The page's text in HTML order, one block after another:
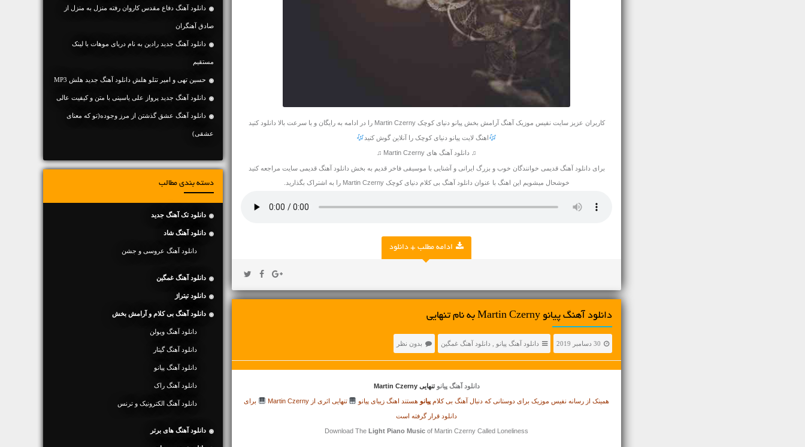
کاربران عزیز سایت نفیس موزیک آهنگ آرامش بخش پیانو دنیای کوچک Martin Czerny را در ادامه به رایگان و با سرعت بالا دانلود کنید
اهنگ لایت پیانو دنیای کوچک را آنلاین گوش کنید
♫ دانلود آهنگ های Martin Czerny ♫
برای دانلود آهنگ قدیمی خوانندگان خوب و بزرگ ایرانی و آشنایی با موسیقی فاخر قدیم به بخش دانلود آهنگ قدیمی سایت مراجعه کنید
خوشحال میشویم این اهنگ با عنوان دانلود آهنگ بی کلام دنیای کوچک Martin Czerny را به اشتراک بگذارید.
ادامه مطلب + دانلود
دانلود آهنگ پیانو Martin Czerny به نام تنهایی
30 دسامبر 2019 دانلود آهنگ پیانو دانلود آهنگ غمگین بدون نظر
دانلود آهنگ پیانو تنهایی Martin Czerny
همینک از رسانه نفیس موزیک برای دوستانی که دنبال آهنگ بی کلام پیانو هستند اهنگ زیبای پیانو تنهایی اثری از Martin Czerny برای
دانلود قرار گرفته است
Download The Light Piano Music of Martin Czerny Called Loneliness
دانلود آهنگ دفاع مقدس کاروان رفته منزل به منزل از
صادق آهنگران
دانلود آهنگ جديد رادین به نام دریای موهات با لینک
مستقیم
حسین تهی و امیر تتلو هلش دانلود آهنگ جدید هلش MP3
دانلود آهنگ جديد پرواز علی یاسینی با متن و کیفیت عالی
دانلود آهنگ عشق گذشتن از مرز وجوده(تو که معنای
عشقی)
دسته بندی مطالب
دانلود تک آهنگ جدید
دانلود آهنگ شاد
دانلود آهنگ عروسی و جشن
دانلود آهنگ غمگین
دانلود تیتراژ
دانلود آهنگ بی کلام و آرامش بخش
دانلود آهنگ ویولن
دانلود آهنگ گیتار
دانلود آهنگ پیانو
دانلود آهنگ راک
دانلود آهنگ الکترونیک و ترنس
دانلود آهنگ های برتر